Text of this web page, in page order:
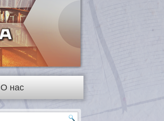
О нас